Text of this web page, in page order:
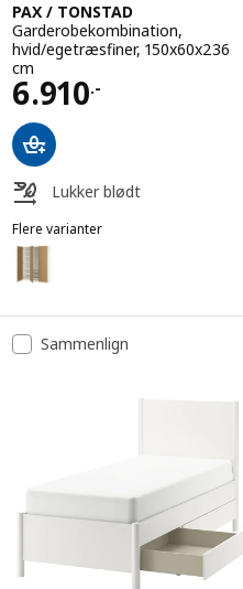
Anmeldelser i alt:
PAX / TONSTAD
Garderobekombination,
hvid/egetræsfiner, 150x60x236
cm
6.910.-
Pris 6910.-
Lukker blødt
Flere varianter
PAX / TONSTAD
Mulighed: PAX / TONSTAD,
Mulighed: PAX / TONSTAD,
Sammenlign